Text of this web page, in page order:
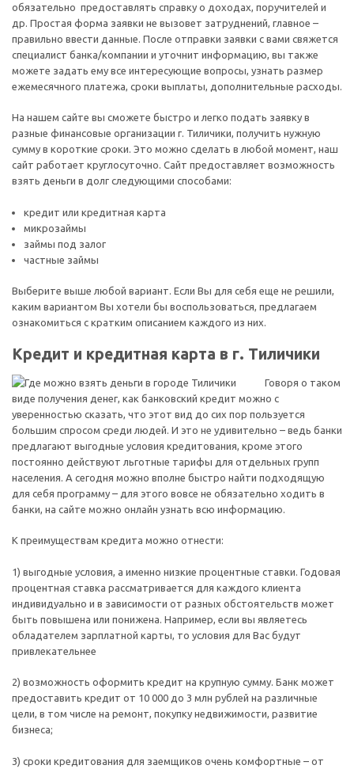
обязательно предоставлять справку о доходах, поручителей и
др. Простая форма заявки не вызовет затруднений, главное –
правильно ввести данные. После отправки заявки с вами свяжется
специалист банка/компании и уточнит информацию, вы также
можете задать ему все интересующие вопросы, узнать размер
ежемесячного платежа, сроки выплаты, дополнительные расходы.
На нашем сайте вы сможете быстро и легко подать заявку в
разные финансовые организации г. Тиличики, получить нужную
сумму в короткие сроки. Это можно сделать в любой момент, наш
сайт работает круглосуточно. Сайт предоставляет возможность
взять деньги в долг следующими способами:
кредит или кредитная карта
микрозаймы
займы под залог
частные займы
Выберите выше любой вариант. Если Вы для себя еще не решили,
каким вариантом Вы хотели бы воспользоваться, предлагаем
ознакомиться с кратким описанием каждого из них.
Кредит и кредитная карта в г. Тиличики
Говоря о таком
виде получения денег, как банковский кредит можно с
уверенностью сказать, что этот вид до сих пор пользуется
большим спросом среди людей. И это не удивительно – ведь банки
предлагают выгодные условия кредитования, кроме этого
постоянно действуют льготные тарифы для отдельных групп
населения. А сегодня можно вполне быстро найти подходящую
для себя программу – для этого вовсе не обязательно ходить в
банки, на сайте можно онлайн узнать всю информацию.
К преимуществам кредита можно отнести:
1) выгодные условия, а именно низкие процентные ставки. Годовая
процентная ставка рассматривается для каждого клиента
индивидуально и в зависимости от разных обстоятельств может
быть повышена или понижена. Например, если вы являетесь
обладателем зарплатной карты, то условия для Вас будут
привлекательнее
2) возможность оформить кредит на крупную сумму. Банк может
предоставить кредит от 10 000 до 3 млн рублей на различные
цели, в том числе на ремонт, покупку недвижимости, развитие
бизнеса;
3) сроки кредитования для заемщиков очень комфортные – от